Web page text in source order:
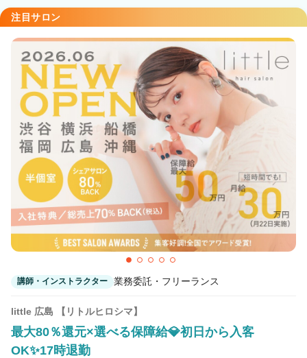
注目サロン
講師・インストラクター 業務委託・フリーランス
little 広島 【リトルヒロシマ】
最大80％還元×選べる保障給💎初日から入客
OK✨17時退勤